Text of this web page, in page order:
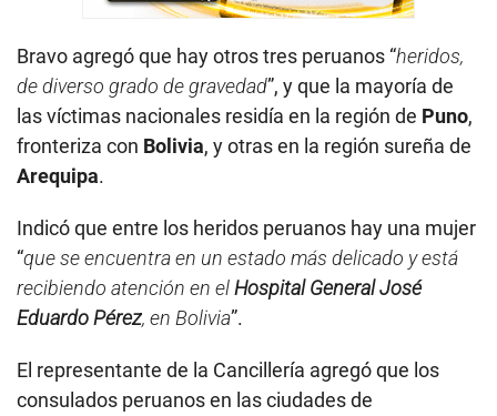
Bravo agregó que hay otros tres peruanos “heridos,
de diverso grado de gravedad”, y que la mayoría de
las víctimas nacionales residía en la región de Puno,
fronteriza con Bolivia, y otras en la región sureña de
Arequipa.
Indicó que entre los heridos peruanos hay una mujer
“que se encuentra en un estado más delicado y está
recibiendo atención en elHospital General José
Eduardo Pérez, en Bolivia”.
El representante de la Cancillería agregó que los
consulados peruanos en las ciudades de